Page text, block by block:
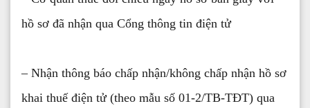
hồ sơ đã nhận qua Cổng thông tin điện tử
– Nhận thông báo chấp nhận/không chấp nhận hồ sơ
khai thuế điện tử (theo mẫu số 01-2/TB-TĐT) qua